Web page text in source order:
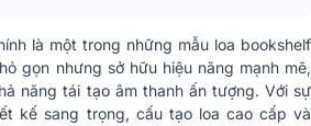
Black
Giá rẻ
là một trong những mẫu loa bookshelf
gọn nhưng sở hữu hiệu năng mạnh mẽ,
năng tái tạo âm thanh ấn tượng. Với sự
kế sang trọng, cấu tạo loa cao cấp và